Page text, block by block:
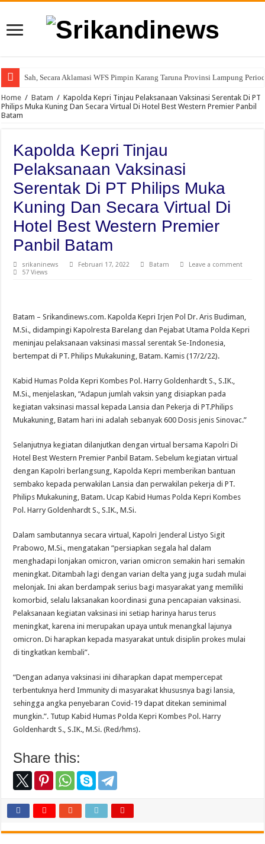
Sah, Secara Aklamasi WFS Pimpin Karang Taruna Provinsi Lampung
Home / Batam / Kapolda Kepri Tinjau Pelaksanaan Vaksinasi Serentak Di PT
Philips Muka Kuning Dan Secara Virtual Di Hotel Best Western Premier Panbil
Batam
Kapolda Kepri Tinjau
Pelaksanaan Vaksinasi
Serentak Di PT Philips Muka
Kuning Dan Secara Virtual Di
Hotel Best Western Premier
Panbil Batam
srikaninews Februari 17, 2022 Batam
Leave a comment
57 Views
Batam – Srikandinews.com. Kapolda Kepri Irjen Pol Dr. Aris Budiman,
M.Si., didampingi Kapolresta Barelang dan Pejabat Utama Polda Kepri
meninjau pelaksanaan vaksinasi massal serentak Se-Indonesia,
bertempat di PT. Philips Mukakuning, Batam. Kamis (17/2/22).
Kabid Humas Polda Kepri Kombes Pol. Harry Goldenhardt S., S.IK.,
M.Si., menjelaskan, “Adapun jumlah vaksin yang disiapkan pada
kegiatan vaksinasi massal kepada Lansia dan Pekerja di PT.Philips
Mukakuning, Batam hari ini adalah sebanyak 600 Dosis jenis Sinovac.”
Selanjutnya kegiatan dilanjutkan dengan virtual bersama Kapolri Di
Hotel Best Western Premier Panbil Batam. Sebelum kegiatan virtual
dengan Kapolri berlangsung, Kapolda Kepri memberikan bantuan
sembako kepada perwakilan Lansia dan perwakilan pekerja di PT.
Philips Mukakuning, Batam. Ucap Kabid Humas Polda Kepri Kombes
Pol. Harry Goldenhardt S., S.IK., M.Si.
Dalam sambutannya secara virtual, Kapolri Jenderal Listyo Sigit
Prabowo, M.Si., mengatakan “persiapkan segala hal dalam
menghadapi lonjakan omicron, varian omicron semakin hari semakin
meningkat. Ditambah lagi dengan varian delta yang juga sudah mulai
melonjak. Ini akan berdampak serius bagi masyarakat yang memiliki
komorbid, selalu laksanakan koordinasi guna pencapaian vaksinasi.
Pelaksanaan kegiatan vaksinasi ini setiap harinya harus terus
meningkat, karena ini merupakan upaya untuk menangkal lajunya
omicron. Di harapkan kepada masyarakat untuk disiplin prokes mulai
di tingkatkan kembali”.
“Dengan adanya vaksinasi ini diharapkan dapat mempercepat
terbentuknya herd Immunity di masyarakat khususnya bagi lansia,
sehingga angka penyebaran Covid-19 dapat ditekan seminimal
mungkin.”. Tutup Kabid Humas Polda Kepri Kombes Pol. Harry
Goldenhardt S., S.IK., M.Si. (Red/hms).
Share this: